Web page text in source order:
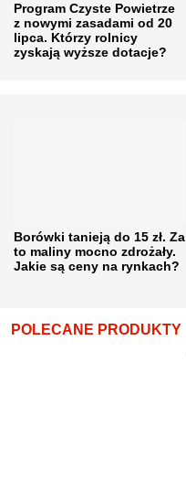
Program Czyste Powietrze
z nowymi zasadami od 20
lipca. Którzy rolnicy
zyskają wyższe dotacje?
Borówki tanieją do 15 zł. Za
to maliny mocno zdrożały.
Jakie są ceny na rynkach?
POLECANE PRODUKTY